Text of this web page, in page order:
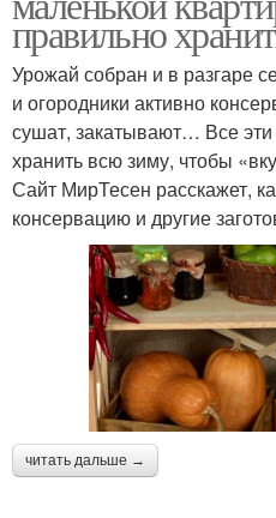
правильно
Урожай собран и в разгаре
и огородники активно
сушат, закатывают… Все эти
хранить всю зиму, чтобы
Сайт МирТесен расскажет,
консервацию и другие
читать дальше →